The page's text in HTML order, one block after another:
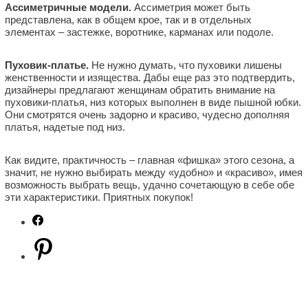
Ассиметричные модели. Ассиметрия может быть
представлена, как в общем крое, так и в отдельных
элементах ‒ застежке, воротнике, карманах или подоле.
Пуховик-платье. Не нужно думать, что пуховики лишены
женственности и изящества. Дабы еще раз это подтвердить,
дизайнеры предлагают женщинам обратить внимание на
пуховики-платья, низ которых выполнен в виде пышной юбки.
Они смотрятся очень задорно и красиво, чудесно дополняя
платья, надетые под низ.
Как видите, практичность – главная «фишка» этого сезона, а
значит, не нужно выбирать между «удобно» и «красиво», имея
возможность выбрать вещь, удачно сочетающую в себе обе
эти характеристики. Приятных покупок!